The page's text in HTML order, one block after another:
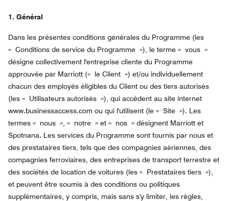
1. Général
Dans les présentes conditions générales du Programme (les
« Conditions de service du Programme »), le terme « vous »
désigne collectivement l'entreprise cliente du Programme
approuvée par Marriott (« le Client ») et/ou individuellement
chacun des employés éligibles du Client ou des tiers autorisés
(les « Utilisateurs autorisés »), qui accèdent au site internet
www.businessaccess.com ou qui l'utilisent (le « Site »). Les
termes « nous », « notre » et « nos » désignent Marriott et
Spotnana. Les services du Programme sont fournis par nous et
des prestataires tiers, tels que des compagnies aériennes, des
compagnies ferroviaires, des entreprises de transport terrestre et
des sociétés de location de voitures (les « Prestataires tiers »),
et peuvent être soumis à des conditions ou politiques
supplémentaires, y compris, mais sans s'y limiter, les règles,